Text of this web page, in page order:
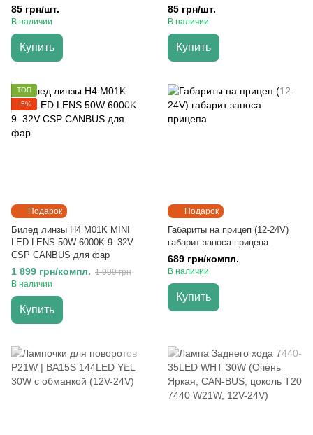
85 грн/шт.
В наличии
Купить
85 грн/шт.
В наличии
Купить
Подарок
ТОП
−5%
Билед линзы H4 M01K MINI
LED LENS 50W 6000K 9–32V
CSP CANBUS для фар
1 899 грн/компл. 1 999 грн
В наличии
Купить
Подарок
Габариты на прицеп (12-24V)
габарит заноса прицепа
689 грн/компл.
В наличии
Купить